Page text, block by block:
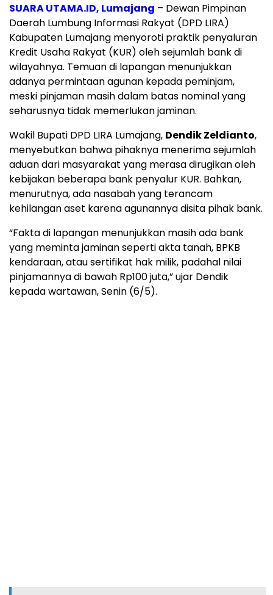
SUARA UTAMA.ID, Lumajang – Dewan Pimpinan
Daerah Lumbung Informasi Rakyat (DPD LIRA)
Kabupaten Lumajang menyoroti praktik penyaluran
Kredit Usaha Rakyat (KUR) olehsejumlah bankdi
wilayahnya. Temuandi lapangan menunjukkan
adanya permintaanagunan kepada peminjam,
meski pinjaman masihdalam batas nominalyang
seharusnya tidak memerlukanjaminan.
Wakil Bupati DPD LIRA Lumajang, DendikZeldianto,
menyebutkan bahwa pihaknya menerimasejumlah
aduandari masyarakat yang merasadirugikanoleh
kebijakan beberapa bank penyalur KUR. Bahkan,
menurutnya,ada nasabahyang terancam
kehilanganaset karenaagunannyadisita pihak bank.
“Faktadi lapangan menunjukkan masihada bank
yang memintajaminansepertiakta tanah, BPKB
kendaraan,atausertifikat hak milik, padahal nilai
pinjamannyadi bawah Rp100juta,”ujar Dendik
kepadawartawan,Senin (6/5).